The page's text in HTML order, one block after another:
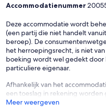
Accommodatienummer
Deze accommodatie wordt
(een partij die niet handelt
beroep). De
het herroepingsrecht, is niet
boeking wordt wel gedekt door
particuliere eigenaar.
Afhankelijk van het
een toeslag in rekening worden
Meer weergeven